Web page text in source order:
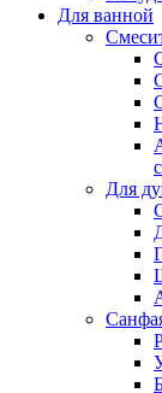
Для ванной
Для